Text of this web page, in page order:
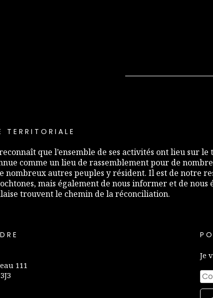
TERRITORIALE
reconnaît que l’ensemble de ses activités ont lieu
comme un lieu de rassemblement pour de
nombreux autres peuples y résident. Il est de notre
mais également de nous informer et de
trouvent le chemin de la réconciliation.
111
Je